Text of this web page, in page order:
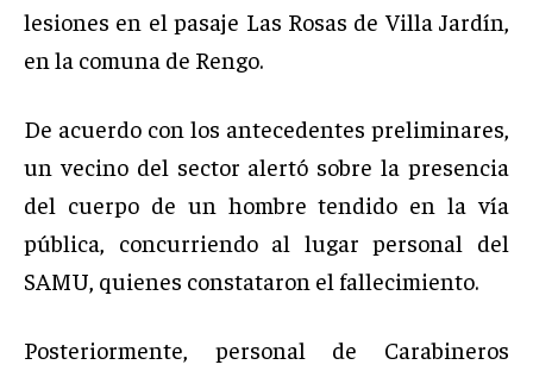
lesiones en el pasaje Las Rosas de Villa Jardín,
en la comuna de Rengo.
De acuerdo con los antecedentes preliminares,
un vecino del sector alertó sobre la presencia
del cuerpo de un hombre tendido en la vía
pública, concurriendo al lugar personal del
SAMU, quienes constataron el fallecimiento.
Posteriormente, personal de Carabineros